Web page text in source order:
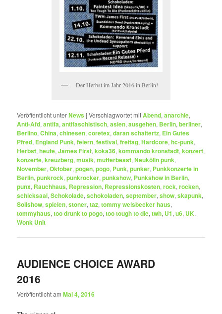
Der Herbst im Jahr 2016 in Berlin!
Veröffentlicht unterNews |Verschlagwortet mitAbend,anarchie,
Anti-Afd,antifa,antifaschistisch,asien,ausgehen, Berlin,berliner,
Berlino,China,chinesen,coretex,daran schaitertz, Ein Gutes
Pfred, England Punk,feiern,festival,freitag,Hardcore,hc-punk,
Herbst,heute,James First,koka36,kommando kronstadt,konzert,
konzerte,kreuzberg,musik,mutterbeast,Neukölln punk,
November,Oktober,pogen,pogo, Punk,punker, Punkkonzerte in
Berlin,punkrock,punkrocker,punkshow, Punkshow in Berlin,
punx, Rauchhaus, Repression, Repressionskosten,rock,rocken,
schicksaal,Schokolade,schokoladen,september,show,skapunk,
Solishow,spielen,stoner,taz,tommy weisbecker haus,
tommyhaus,too drunk to pogo,too tough to die,twh, U1,u6, UK,
Wonk Unit
AUDIENCE CHOICE AWARD
2016
Veröffentlicht amMai 4, 2016